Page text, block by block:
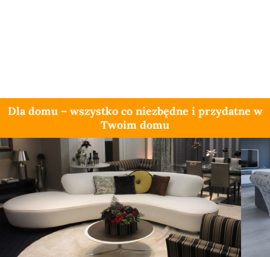
Dla domu – wszystko co niezbędne i przydatne w
Twoim domu